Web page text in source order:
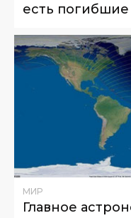
есть
МИР
Главное